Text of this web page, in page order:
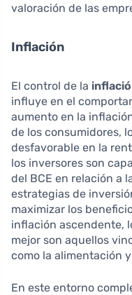
valoración de las
Inflación
El control de la
influye en el
aumento en la
de los consumidores,
desfavorable en la
los inversores son
del BCE en relación a
estrategias de
maximizar los
inflación ascendente,
mejor son aquellos
como la alimentación
En este entorno